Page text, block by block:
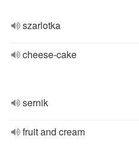
szarlotka
cheese-cake
sernik
fruit and cream